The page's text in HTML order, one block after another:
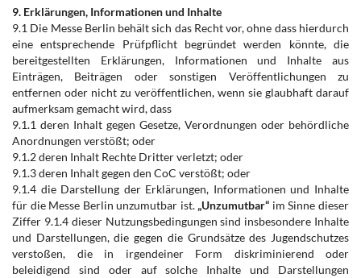
9. Erklärungen, Informationen und Inhalte
9.1 Die Messe Berlin behält sich das Recht vor, ohne dass hierdurch
eine entsprechende Prüfpflicht begründet werden könnte, die
bereitgestellten Erklärungen, Informationen und Inhalte aus
Einträgen, Beiträgen oder sonstigen Veröffentlichungen zu
entfernen oder nicht zu veröffentlichen, wenn sie glaubhaft darauf
aufmerksam gemacht wird, dass
9.1.1 deren Inhalt gegen Gesetze, Verordnungen oder behördliche
Anordnungen verstößt; oder
9.1.2 deren Inhalt Rechte Dritter verletzt; oder
9.1.3 deren Inhalt gegen den CoC verstößt; oder
9.1.4 die Darstellung der Erklärungen, Informationen und Inhalte
für die Messe Berlin unzumutbar ist. „Unzumutbar“ im Sinne dieser
Ziffer 9.1.4 dieser Nutzungsbedingungen sind insbesondere Inhalte
und Darstellungen, die gegen die Grundsätze des Jugendschutzes
verstoßen, die in irgendeiner Form diskriminierend oder
beleidigend sind oder auf solche Inhalte und Darstellungen